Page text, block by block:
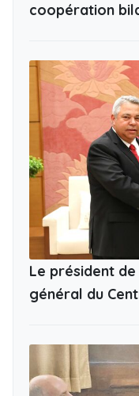
coopération
Le président
général du